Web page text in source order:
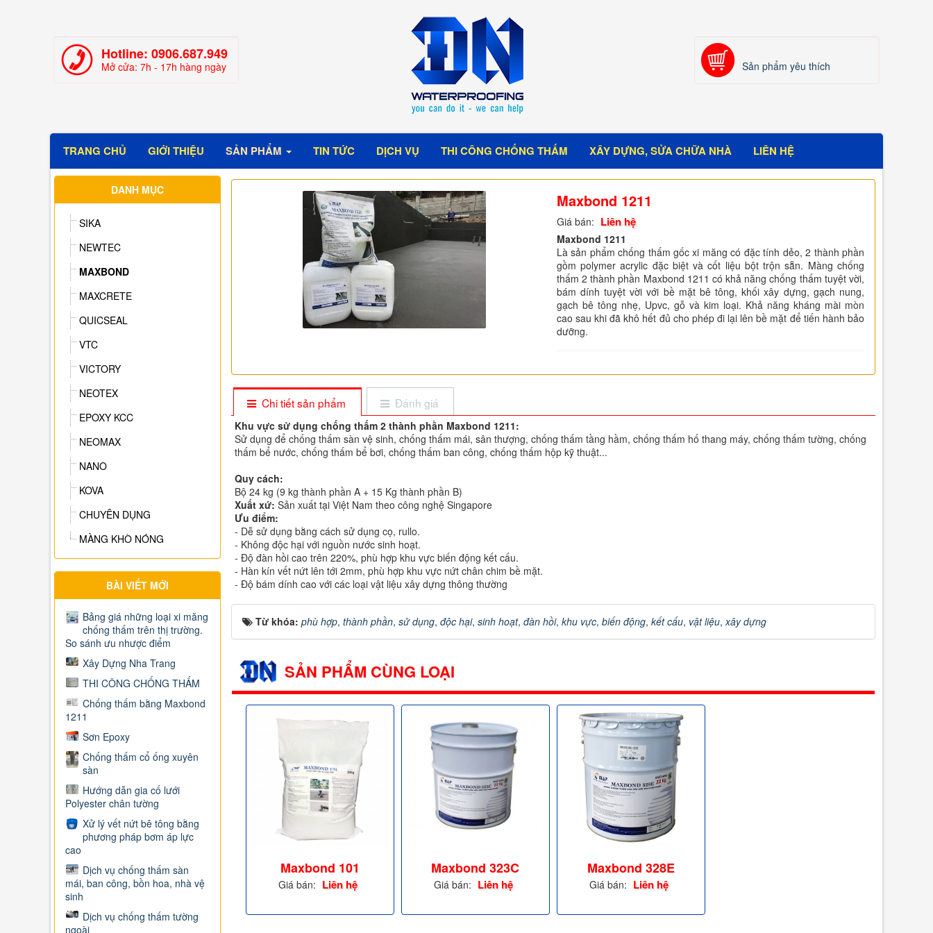
Hotline: 0906.687.949
Mở cửa: 7h - 17h hàng ngày Sản phẩm yêu thích
TRANG CHỦ GIỚI THIỆU SẢN PHẨM TIN TỨC DỊCH VỤ THI CÔNG CHỐNG THẤM XÂY DỰNG, SỬA CHỮA NHÀ LIÊN HỆ
Maxbond 1211
Giá bán: Liên hệ
Maxbond 1211
Là sản phẩm chống thấm gốc xi măng có đặc tính dẻo, 2 thành phần
gồm polymer acrylic đặc biệt và cốt liệu bột trộn sẵn. Màng chống
thấm 2 thành phần Maxbond 1211 có khả năng chống thấm tuyệt vời,
bám dính tuyệt vời với bề mặt bê tông, khối xây dựng, gạch nung,
gạch bê tông nhẹ, Upvc, gỗ và kim loại. Khả năng kháng mài mòn
cao sau khi đã khô hết đủ cho phép đi lại lên bề mặt để tiến hành bảo
dưỡng.
Chi tiết sản phẩm Đánh giá
Khu vực sử dụng chống thấm 2 thành phần Maxbond 1211:
Sử dụng để chống thấm sàn vệ sinh, chống thấm mái, sân thượng, chống thấm tầng hầm, chống thấm hố thang máy, chống thấm tường, chống
thấm bể nước, chống thấm bể bơi, chống thấm ban công, chống thấm hộp kỹ thuật...
Quy cách:
Bộ 24 kg (9 kg thành phần A + 15 Kg thành phần B)
Xuất xứ: Sản xuất tại Việt Nam theo công nghệ Singapore
Ưu điểm:
- Dễ sử dụng bằng cách sử dụng cọ, rullo.
- Không độc hại với nguồn nước sinh hoạt.
- Độ đàn hồi cao trên 220%, phù hợp khu vực biến động kết cấu.
- Hàn kín vết nứt lên tới 2mm, phù hợp khu vực nứt chân chim bề mặt.
- Độ bám dính cao với các loại vật liệu xây dựng thông thường
Từ khóa: phù hợp, thành phần, sử dụng, độc hại, sinh hoạt, đàn hồi, khu vực, biến động, kết cấu, vật liệu,xây dựng
SẢN PHẨM CÙNG LOẠI
Maxbond 101
Giá bán: Liên hệ
Maxbond 323C
Giá bán: Liên hệ
Maxbond 328E
Giá bán: Liên hệ
DANH MỤC
SIKA
NEWTEC
MAXBOND
MAXCRETE
QUICSEAL
VTC
VICTORY
NEOTEX
EPOXY KCC
NEOMAX
NANO
KOVA
CHUYÊN DỤNG
MÀNG KHÒ NÓNG
BÀI VIẾT MỚI
Bảng giá những loại xi măng
chống thấm trên thị trường.
So sánh ưu nhược điểm
Xây Dựng Nha Trang
THI CÔNG CHỐNG THẤM
Chống thấm bằng Maxbond
1211
Sơn Epoxy
Chống thấm cổ ống xuyên
sàn
Hướng dẫn gia cố lưới
Polyester chân tường
Xử lý vết nứt bê tông bằng
phương pháp bơm áp lực
cao
Dịch vụ chống thấm sàn
mái, ban công, bồn hoa, nhà vệ
sinh
Dịch vụ chống thấm tường
ngoài